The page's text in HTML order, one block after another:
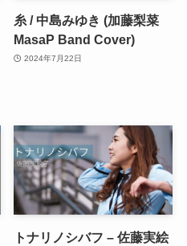
糸 / 中島みゆき (加藤梨菜
MasaP Band Cover)
2024年7月22日
トナリノシバフ – 佐藤実絵